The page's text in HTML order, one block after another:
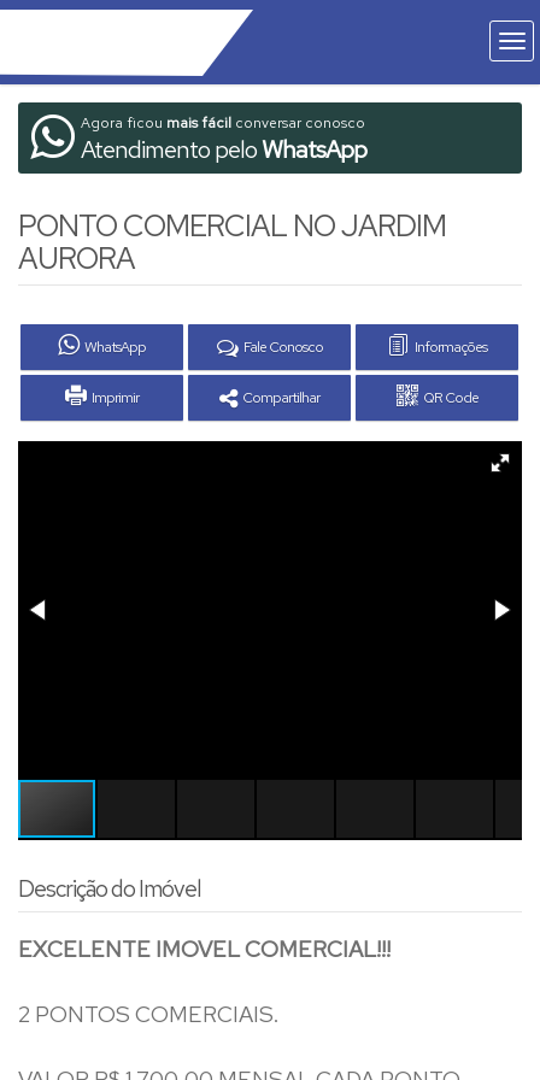
Agora ficou mais fácil conversar conosco
Atendimento peloWhatsApp
PONTO COMERCIAL NO JARDIM
AURORA
WhatsApp Fale Conosco Informações
Imprimir Compartilhar QR Code
Descrição do Imóvel
EXCELENTE IMOVEL COMERCIAL!!!
2 PONTOS COMERCIAIS.